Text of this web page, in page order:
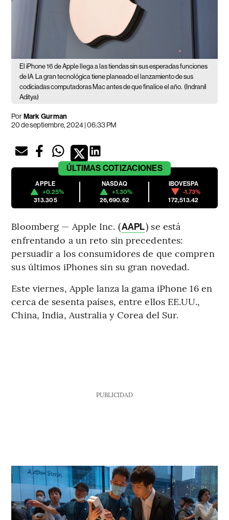
El iPhone 16 de Apple llega a las tiendas sin sus esperadas funciones
de IA
La gran tecnológica tiene planeado el lanzamiento de sus
codiciadas computadoras Mac antes de que finalice el año. (Indranil
Aditya)
PorMark Gurman
20 de septiembre, 2024 | 06:33 PM
ÚLTIMAS COTIZACIONES
APPLE
+0.25%
313.305
NASDAQ
+1.30%
26,690.62
IBOVESPA
-1.73%
172,513.42
Bloomberg — Apple Inc. (AAPL) se está
enfrentando a un reto sin precedentes:
persuadir a los consumidores de que compren
sus últimos iPhones sin su gran novedad.
Este viernes, Apple lanza la gama iPhone 16 en
cerca de sesenta países, entre ellos EE.UU.,
China, India, Australia y Corea del Sur.
PUBLICIDAD